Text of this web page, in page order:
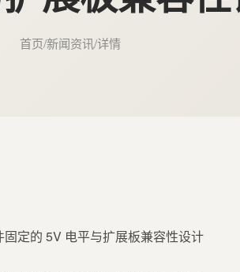
首页/新闻资讯/详情